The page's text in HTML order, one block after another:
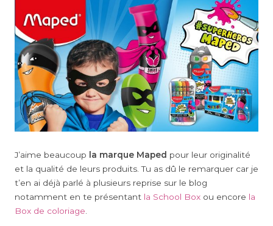
J’aime beaucoup la marque Maped pour leur originalité
et la qualité de leurs produits. Tu as dû le remarquer car je
t’en ai déjà parlé à plusieurs reprise sur le blog
notamment en te présentant la School Box ou encore la
Box de coloriage.